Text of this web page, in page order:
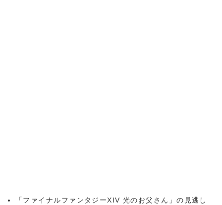
「ファイナルファンタジーXIV 光のお父さん」の見逃し